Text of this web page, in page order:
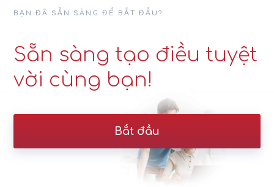
BẠN ĐÃ SẴN SÀNG ĐỂ BẮT ĐẦU?
Sẵn sàng tạo điều tuyệt
vời cùng bạn!
Bắt đầu